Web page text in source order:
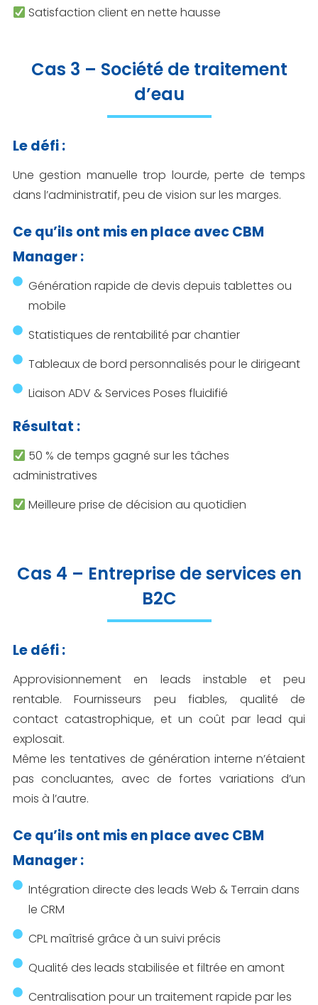
Satisfaction client en nette hausse
Cas 3 – Société de traitement
d’eau
Le défi :
Une gestion manuelle trop lourde, perte de temps
dans l’administratif, peu de vision sur les marges.
Ce qu’ils ont mis en place avec CBM
Manager :
Génération rapide de devis depuis tablettes ou
mobile
Statistiques de rentabilité par chantier
Tableaux de bord personnalisés pour le dirigeant
Liaison ADV & Services Poses fluidifié
Résultat :
50 % de temps gagné sur les tâches
administratives
Meilleure prise de décision au quotidien
Cas 4 – Entreprise de services en
B2C
Le défi :
Approvisionnement en leads instable et peu
rentable. Fournisseurs peu fiables, qualité de
contact catastrophique, et un coût par lead qui
explosait.
Même les tentatives de génération interne n’étaient
pas concluantes, avec de fortes variations d’un
mois à l’autre.
Ce qu’ils ont mis en place avec CBM
Manager :
Intégration directe des leads Web & Terrain dans
le CRM
CPL maîtrisé grâce à un suivi précis
Qualité des leads stabilisée et filtrée en amont
Centralisation pour un traitement rapide par les